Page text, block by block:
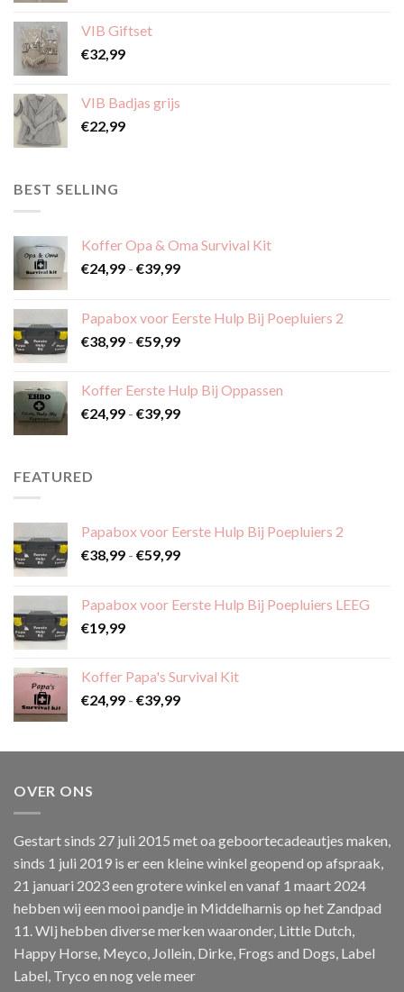
de
productpagina
VIB Giftset
€32,99
VIB Badjas grijs
€22,99
BEST SELLING
Koffer Opa & Oma Survival Kit
€24,99 - €39,99Prijsklasse:
€39,99
Papabox voor Eerste Hulp Bij Poepluiers 2
€38,99 - €59,99Prijsklasse:
€59,99
Koffer Eerste Hulp Bij Oppassen
€24,99 - €39,99Prijsklasse:
FEATURED
Papabox voor Eerste Hulp Bij Poepluiers 2
€38,99 - €59,99Prijsklasse:
€59,99
Papabox voor Eerste Hulp Bij Poepluiers LEEG
€19,99
Koffer Papa's Survival Kit
€24,99 - €39,99Prijsklasse:
€39,99
OVER ONS
Gestart sinds 27 juli 2015 met oa geboortecadeautjes maken,
sinds 1 juli 2019 is er een kleine winkel geopend op afspraak,
21 januari 2023 een grotere winkel en vanaf 1 maart 2024
hebben wij een mooi pandje in Middelharnis op het Zandpad
11. WIj hebben diverse merken waaronder, Little Dutch,
Happy Horse, Meyco, Jollein, Dirke, Frogs and Dogs, Label
Label, Tryco en nog vele meer